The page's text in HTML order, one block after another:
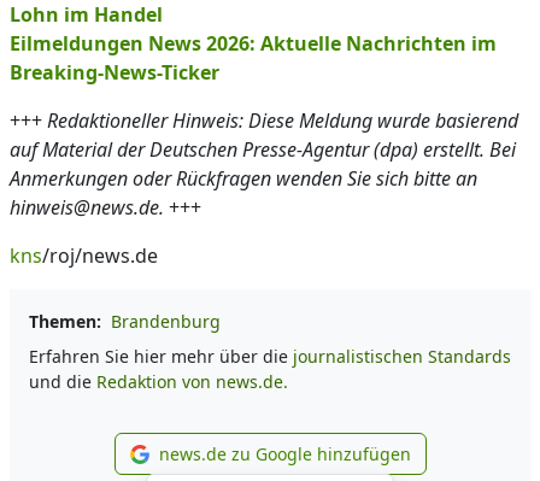
Lohn im Handel
Eilmeldungen News 2026: Aktuelle Nachrichten im
Breaking-News-Ticker
+++Redaktioneller Hinweis: Diese Meldung wurde basierend
auf Material der Deutschen Presse-Agentur (dpa) erstellt. Bei
Anmerkungen oder Rückfragen wenden Sie sich bitte an
hinweis@news.de. +++
kns/roj/news.de
Themen: Brandenburg
Erfahren Sie hier mehr über die journalistischen Standards
und die Redaktion von news.de.
news.de zu Google
news.de zu Google hinzufügen